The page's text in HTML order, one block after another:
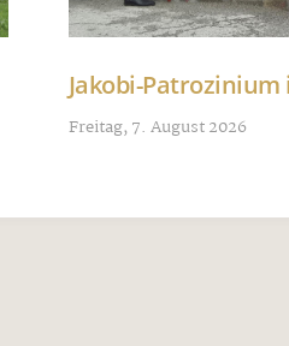
Jakobi-Patrozinium
Freitag, 7. August 2026